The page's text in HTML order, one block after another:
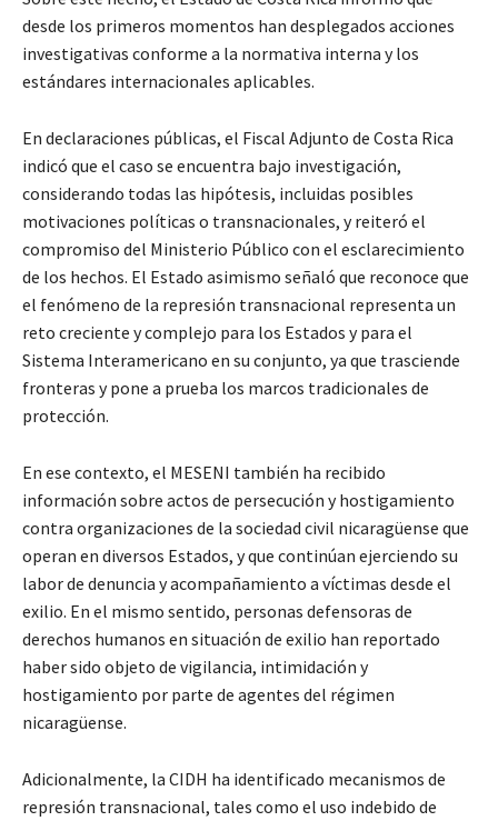
desde los primeros momentos han desplegados acciones
investigativas conforme a la normativa interna y los
estándares internacionales aplicables.
En declaraciones públicas, el Fiscal Adjunto de Costa Rica
indicó que el caso se encuentra bajo investigación,
considerando todas las hipótesis, incluidas posibles
motivaciones políticas o transnacionales, y reiteró el
compromiso del Ministerio Público con el esclarecimiento
de los hechos. El Estado asimismo señaló que reconoce que
el fenómeno de la represión transnacional representa un
reto creciente y complejo para los Estados y para el
Sistema Interamericano en su conjunto, ya que trasciende
fronteras y pone a prueba los marcos tradicionales de
protección.
En ese contexto, el MESENI también ha recibido
información sobre actos de persecución y hostigamiento
contra organizaciones de la sociedad civil nicaragüense que
operan en diversos Estados, y que continúan ejerciendo su
labor de denuncia y acompañamiento a víctimas desde el
exilio. En el mismo sentido, personas defensoras de
derechos humanos en situación de exilio han reportado
haber sido objeto de vigilancia, intimidación y
hostigamiento por parte de agentes del régimen
nicaragüense.
Adicionalmente, la CIDH ha identificado mecanismos de
represión transnacional, tales como el uso indebido de